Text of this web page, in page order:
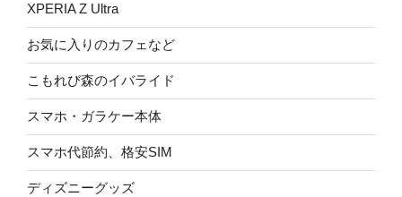
XPERIA Z Ultra
お気に入りのカフェなど
こもれび森のイバライド
スマホ・ガラケー本体
スマホ代節約、格安SIM
ディズニーグッズ